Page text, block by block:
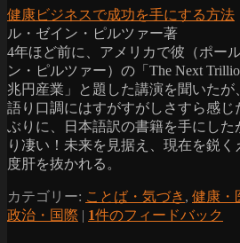
健康ビジネスで成功を手にする方法
ル・ゼイン・ピルツァー著
4年ほど前に、アメリカで彼（ポー
ン・ピルツァー）の「The Next
兆円産業」と題した講演を聞いたが
語り口調にはすがすがしさすら感じ
ぶりに、日本語訳の書籍を手にした
り凄い！未来を見据え、現在を鋭
度肝を抜かれる。
カテゴリー: ことば・気づき , 健康・
政治・国際 | 1件のフィードバック